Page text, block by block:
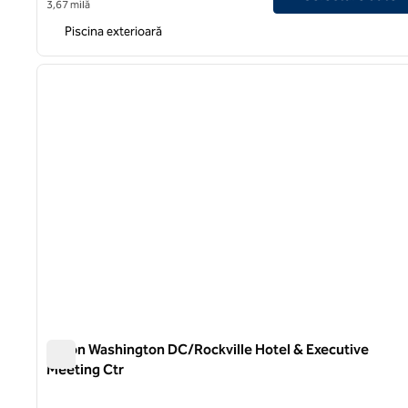
3,67 milă
Piscina exterioară
1 din 12
Hilton Washington DC/Rockville Hotel & Executive
Meeting Ctr